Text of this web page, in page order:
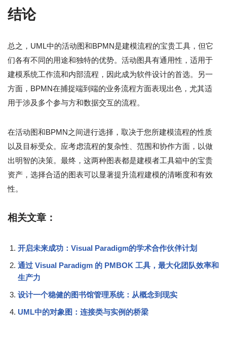
结论
总之，UML中的活动图和BPMN是建模流程的宝贵工具，但它
们各有不同的用途和独特的优势。活动图具有通用性，适用于
建模系统工作流和内部流程，因此成为软件设计的首选。另一
方面，BPMN在捕捉端到端的业务流程方面表现出色，尤其适
用于涉及多个参与方和数据交互的流程。
在活动图和BPMN之间进行选择，取决于您所建模流程的性质
以及目标受众。应考虑流程的复杂性、范围和协作方面，以做
出明智的决策。最终，这两种图表都是建模者工具箱中的宝贵
资产，选择合适的图表可以显著提升流程建模的清晰度和有效
性。
相关文章：
开启未来成功：Visual Paradigm的学术合作伙伴计划
通过 Visual Paradigm 的 PMBOK 工具，最大化团队效率和
生产力
设计一个稳健的图书馆管理系统：从概念到现实
UML中的对象图：连接类与实例的桥梁